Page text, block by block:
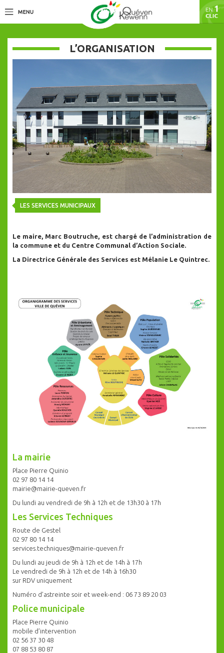
L’ORGANISATION
LES SERVICES MUNICIPAUX
Le maire, Marc Boutruche, est chargé de l’administration de
la commune et du Centre Communal d’Action Sociale.
La Directrice Générale des Services est Mélanie Le Quintrec.
La mairie
Place Pierre Quinio
02 97 80 14 14
mairie@mairie-queven.fr
Du lundi au vendredi de 9h à 12h et de 13h30 à 17h
Les Services Techniques
Route de Gestel
02 97 80 14 14
services.techniques@mairie-queven.fr
Du lundi au jeudi de 9h à 12h et de 14h à 17h
Le vendredi de 9h à 12h et de 14h à 16h30
sur RDV uniquement
Numéro d’astreinte soir et week-end : 06 73 89 20 03
Police municipale
Place Pierre Quinio
mobile d’intervention
02 56 37 30 48
07 88 53 80 87